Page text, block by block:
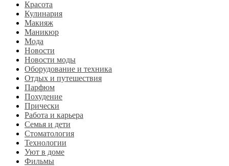
Красота
Кулинария
Макияж
Маникюр
Мода
Новости
Новости моды
Оборудование и техника
Отдых и путешествия
Парфюм
Похудение
Прически
Работа и карьера
Семья и дети
Стоматология
Технологии
Уют в доме
Фильмы